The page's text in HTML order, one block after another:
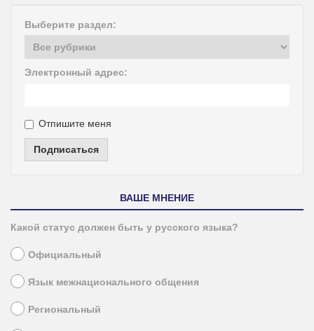
Выберите раздел:
Электронный адрес:
Отпишите меня
Подписаться
ВАШЕ МНЕНИЕ
Какой статус должен быть у русского языка?
Официальный
Язык межнационального общения
Региональный